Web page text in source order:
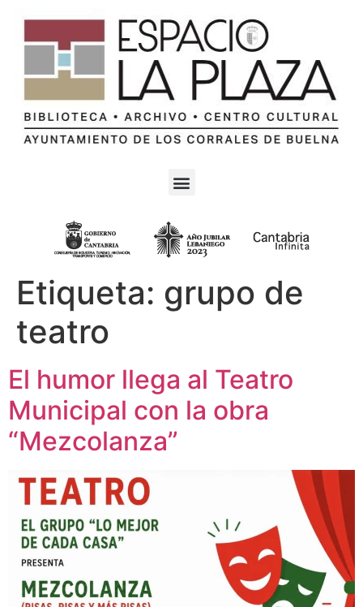
Etiqueta: grupo de
teatro
El humor llega al Teatro
Municipal con la obra
“Mezcolanza”